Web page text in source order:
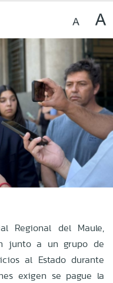
Regional del Maule,
junto a un grupo de
al Estado durante
exigen se pague la